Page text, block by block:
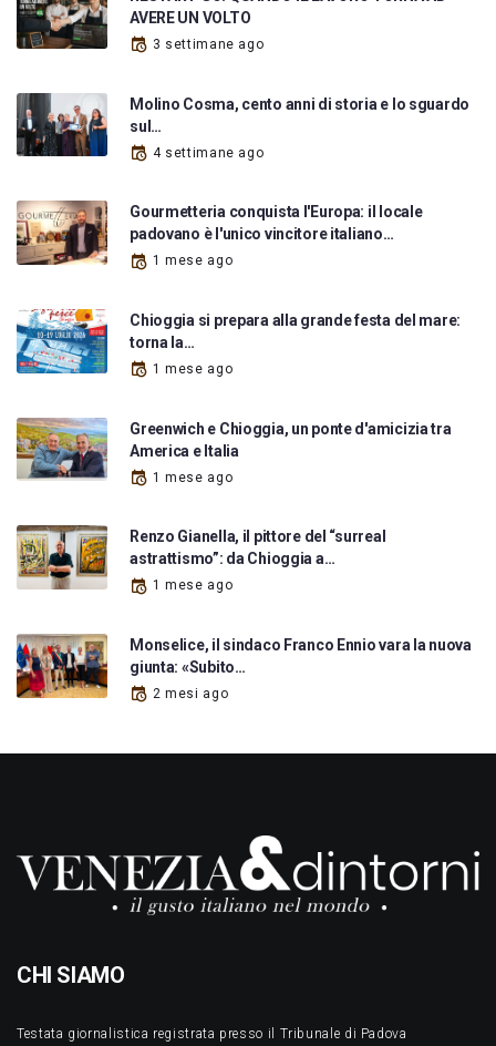
AVERE UN VOLTO
3 settimane ago
Molino Cosma, cento anni di storia e lo sguardo
sul…
4 settimane ago
Gourmetteria conquista l'Europa: il locale
padovano è l'unico vincitore italiano…
1 mese ago
Chioggia si prepara alla grande festa del mare:
torna la…
1 mese ago
Greenwich e Chioggia, un ponte d'amicizia tra
America e Italia
1 mese ago
Renzo Gianella, il pittore del “surreal
astrattismo”: da Chioggia a…
1 mese ago
Monselice, il sindaco Franco Ennio vara la nuova
giunta: «Subito…
2 mesi ago
CHI SIAMO
Testata giornalistica registrata presso il Tribunale di Padova